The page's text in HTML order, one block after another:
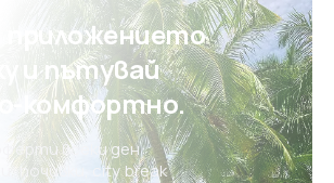
приложението
и пътувай
комфортно.
всеки ден:
почивки, city break